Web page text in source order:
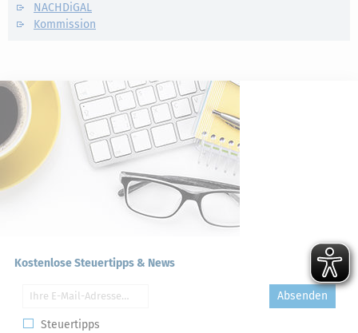
NACHDiGAL
Kommission
Kostenlose Steuertipps & News
Absenden
Steuertipps